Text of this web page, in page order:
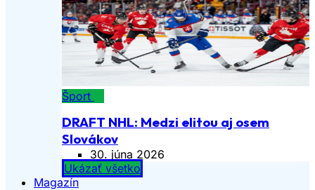
Šport
DRAFT NHL: Medzi elitou aj osem
Slovákov
30. júna 2026
Ukázať všetko
Magazín